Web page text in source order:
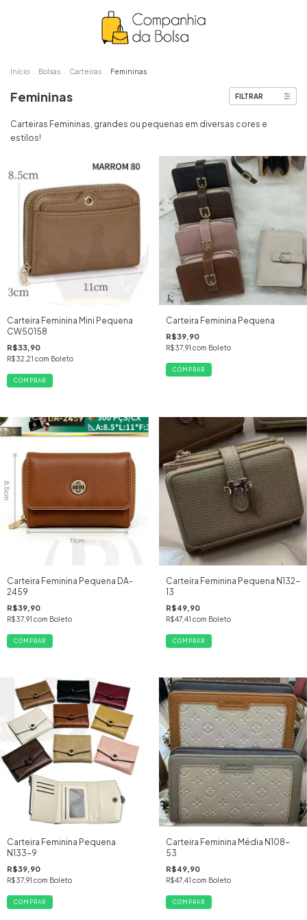
Início Bolsas Carteiras Femininas
Femininas FILTRAR
Carteiras Femininas, grandes ou pequenas em diversas cores e
estilos!
Carteira Feminina Mini Pequena
CW50158
R$33,90
R$32,21 com Boleto
Carteira Feminina Pequena
R$39,90
R$37,91 com Boleto
Carteira Feminina Pequena DA-
2459
R$39,90
R$37,91 com Boleto
Carteira Feminina Pequena N132-
13
R$49,90
R$47,41 com Boleto
Carteira Feminina Pequena
N133-9
R$39,90
R$37,91 com Boleto
Carteira Feminina Média N108-
53
R$49,90
R$47,41 com Boleto